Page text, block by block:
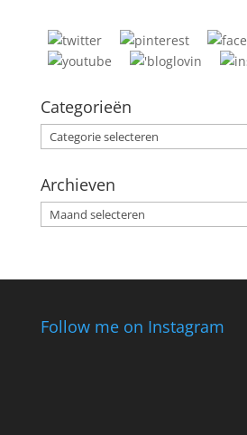
Categorieën
Categorieën
Archieven
Archieven
Follow me on Instagram